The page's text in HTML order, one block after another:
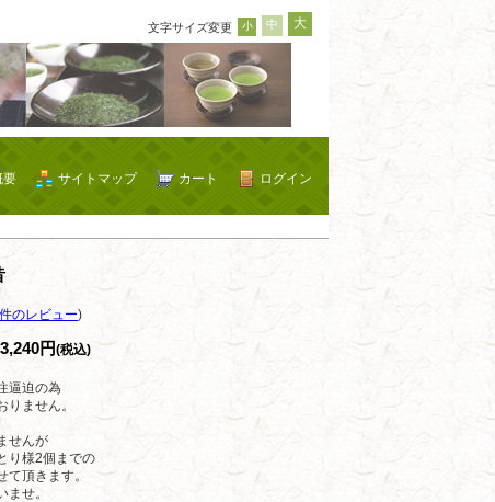
文字サイズ変更 小 中 大
ログイン
カート
サイトマップ
要
のレビュー)
3,240円(税込)
逼迫の為
りません。
せんが
り様2個までの
て頂きます。
ませ。